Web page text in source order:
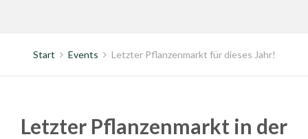
Start Events Letzter Pflanzenmarkt für dieses Jahr!
Letzter Pflanzenmarkt in der